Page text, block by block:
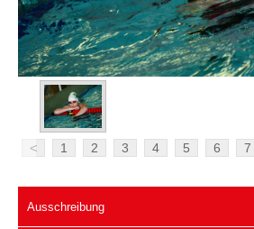
< 1 2 3 4 5 6 7
Ausschreibung